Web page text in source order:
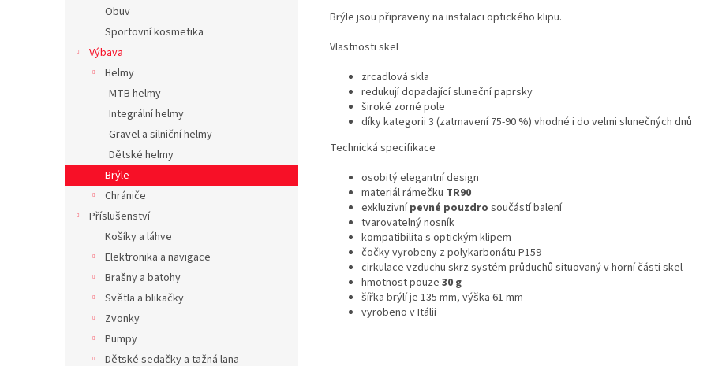
Obuv
Sportovní kosmetika
Výbava
Helmy
MTB helmy
Integrální helmy
Gravel a silniční helmy
Dětské helmy
Brýle
Chrániče
Příslušenství
Košíky a láhve
Elektronika a navigace
Brašny a batohy
Světla a blikačky
Zvonky
Pumpy
Dětské sedačky a tažná lana
Brýle jsou připraveny na instalaci optického klipu.
Vlastnosti skel
zrcadlová skla
redukují dopadající sluneční paprsky
široké zorné pole
díky kategorii 3 (zatmavení 75-90 %) vhodné i do velmi slunečných dnů
Technická specifikace
osobitý elegantní design
materiál rámečku TR90
exkluzivnípevné pouzdro součástí balení
tvarovatelný nosník
kompatibilita s optickým klipem
čočky vyrobeny z polykarbonátu P159
cirkulace vzduchu skrz systém průduchů situovaný v horní části skel
hmotnost pouze 30 g
šířka brýlí je 135 mm, výška 61 mm
vyrobeno v Itálii